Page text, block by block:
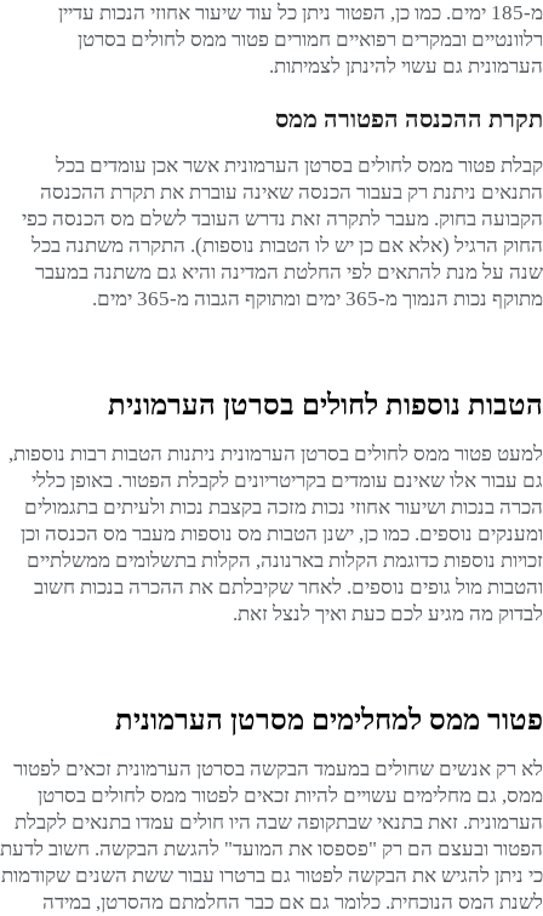
מ-185 ימים. כמו כן, הפטור ניתן כל עוד שיעור אחוזי הנכות עדיין
רלוונטיים ובמקרים רפואיים חמורים פטור ממס לחולים בסרטן
הערמונית גם עשוי להינתן לצמיתות.
תקרת ההכנסה הפטורה ממס
קבלת פטור ממס לחולים בסרטן הערמונית אשר אכן עומדים בכל
התנאים ניתנת רק בעבור הכנסה שאינה עוברת את תקרת ההכנסה
הקבועה בחוק. מעבר לתקרה זאת נדרש העובד לשלם מס הכנסה כפי
החוק הרגיל (אלא אם כן יש לו הטבות נוספות). התקרה משתנה בכל
שנה על מנת להתאים לפי החלטת המדינה והיא גם משתנה במעבר
מתוקף נכות הנמוך מ-365 ימים ומתוקף הגבוה מ-365 ימים.
הטבות נוספות לחולים בסרטן הערמונית
למעט פטור ממס לחולים בסרטן הערמונית ניתנות הטבות רבות נוספות,
גם עבור אלו שאינם עומדים בקריטריונים לקבלת הפטור. באופן כללי
הכרה בנכות ושיעור אחוזי נכות מזכה בקצבת נכות ולעיתים בתגמולים
ומענקים נוספים. כמו כן, ישנן הטבות מס נוספות מעבר מס הכנסה וכן
זכויות נוספות כדוגמת הקלות בארנונה, הקלות בתשלומים ממשלתיים
והטבות מול גופים נוספים. לאחר שקיבלתם את ההכרה בנכות חשוב
לבדוק מה מגיע לכם כעת ואיך לנצל זאת.
פטור ממס למחלימים מסרטן הערמונית
לא רק אנשים שחולים במעמד הבקשה בסרטן הערמונית זכאים לפטור
ממס, גם מחלימים עשויים להיות זכאים לפטור ממס לחולים בסרטן
הערמונית. זאת בתנאי שבתקופה שבה היו חולים עמדו בתנאים לקבלת
הפטור ובעצם הם רק "פספסו את המועד" להגשת הבקשה. חשוב לדעת
כי ניתן להגיש את הבקשה לפטור גם ברטרו עבור ששת השנים שקודמות
לשנת המס הנוכחית. כלומר גם אם כבר החלמתם מהסרטן, במידה